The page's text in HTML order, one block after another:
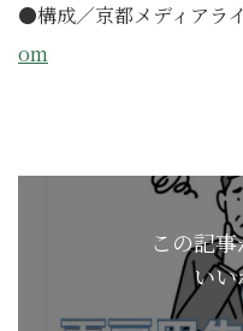
●構成／京都メディアラ
om
この記
いい